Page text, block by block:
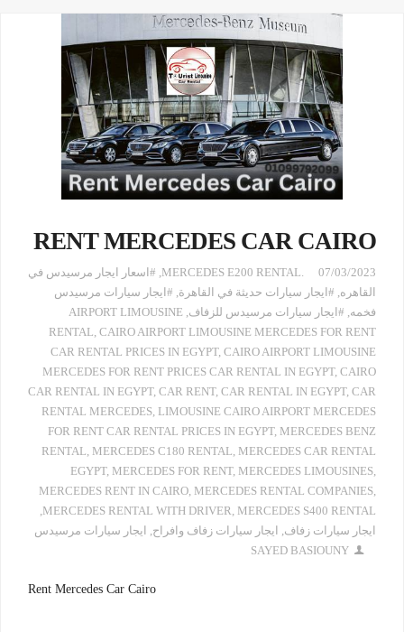
RENT MERCEDES CAR CAIRO
07/03/2023
.MERCEDES E200 RENTAL
, #اسعار ايجار مرسيدس في
القاهره, #ايجار سيارات حديثة في القاهرة, #ايجار سيارات مرسيدس
فخمه, #ايجار سيارات مرسيدس للزفاف,
AIRPORT LIMOUSINE
RENTAL, CAIRO AIRPORT LIMOUSINE MERCEDES FOR RENT
CAR RENTAL PRICES IN EGYPT, CAIRO AIRPORT LIMOUSINE
MERCEDES FOR RENT PRICES CAR RENTAL IN EGYPT, CAIRO
CAR RENTAL IN EGYPT, CAR RENT, CAR RENTAL IN EGYPT, CAR
RENTAL MERCEDES, LIMOUSINE CAIRO AIRPORT MERCEDES
FOR RENT CAR RENTAL PRICES IN EGYPT, MERCEDES BENZ
RENTAL, MERCEDES C180 RENTAL, MERCEDES CAR RENTAL
EGYPT, MERCEDES FOR RENT, MERCEDES LIMOUSINES,
MERCEDES RENT IN CAIRO, MERCEDES RENTAL COMPANIES,
MERCEDES RENTAL WITH DRIVER, MERCEDES S400 RENTAL
,
ايجار سيارات زفاف, ايجار سيارات زفاف وافراح, ايجار سيارات مرسيدس
SAYED BASIOUNY
Rent Mercedes Car Cairo